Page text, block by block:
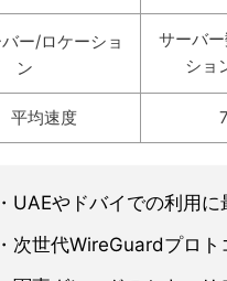
ー/ロケーショ
ン
サーバ
ショ
平均速度
・UAEやドバイでの利用に
・次世代WireGuardプロ